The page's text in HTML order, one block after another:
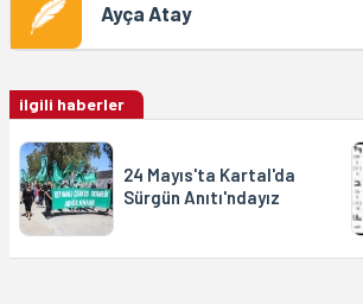
Ayça Atay
ilgili haberler
24 Mayıs'ta Kartal'da
Sürgün Anıtı'ndayız